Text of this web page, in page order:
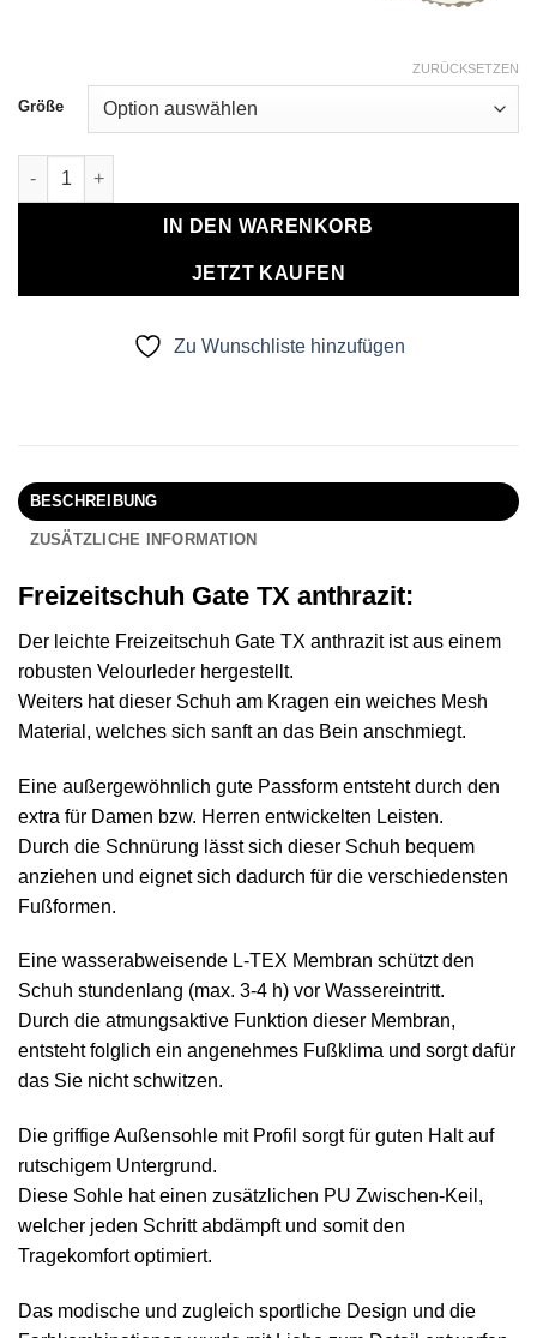
Größe
ZURÜCKSETZEN
Freizeitschuh Gate TX anthrazit Menge
IN DEN WARENKORB
JETZT KAUFEN
Zu Wunschliste hinzufügen
BESCHREIBUNG
ZUSÄTZLICHE INFORMATION
Freizeitschuh Gate TX anthrazit:
Der leichte Freizeitschuh Gate TX anthrazit ist aus einem
robusten Velourleder hergestellt.
Weiters hat dieser Schuh am Kragen ein weiches Mesh
Material, welches sich sanft an das Bein anschmiegt.
Eine außergewöhnlich gute Passform entsteht durch den
extra für Damen bzw. Herren entwickelten Leisten.
Durch die Schnürung lässt sich dieser Schuh bequem
anziehen und eignet sich dadurch für die verschiedensten
Fußformen.
Eine wasserabweisende L-TEX Membran schützt den
Schuh stundenlang (max. 3-4 h) vor Wassereintritt.
Durch die atmungsaktive Funktion dieser Membran,
entsteht folglich ein angenehmes Fußklima und sorgt dafür
das Sie nicht schwitzen.
Die griffige Außensohle mit Profil sorgt für guten Halt auf
rutschigem Untergrund.
Diese Sohle hat einen zusätzlichen PU Zwischen-Keil,
welcher jeden Schritt abdämpft und somit den
Tragekomfort optimiert.
Das modische und zugleich sportliche Design und die